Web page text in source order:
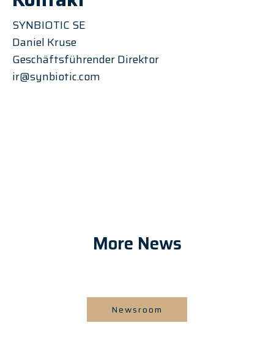
SYNBIOTIC SE
Daniel Kruse
Geschäftsführender Direktor
ir@synbiotic.com
More News
Newsroom